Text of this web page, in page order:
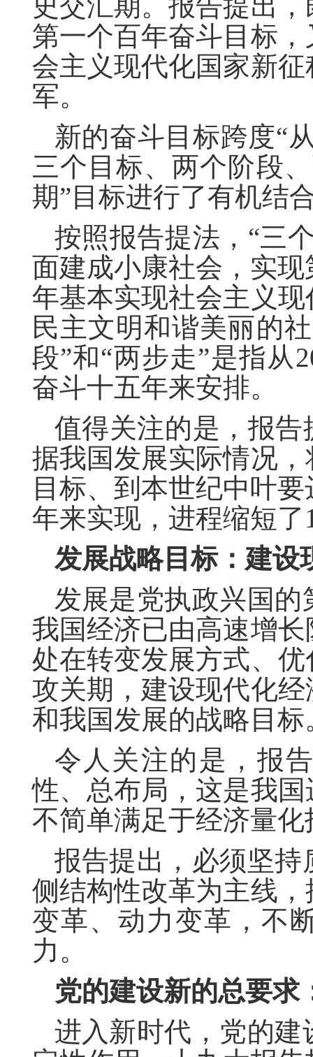
第一个百年奋斗目标
会主义现代化国家新
军。
新的奋斗目标跨度“
三个目标、两个阶段
期”目标进行了有机结
按照报告提法，“三
面建成小康社会，实
年基本实现社会主义
民主文明和谐美丽的
段”和“两步走”是指从
奋斗十五年来安排。
值得关注的是，报告
据我国发展实际情况
目标、到本世纪中叶
年来实现，进程缩短了
发展战略目标：建设
发展是党执政兴国
我国经济已由高速增
处在转变发展方式、
攻关期，建设现代化
和我国发展的战略目标
令人关注的是，报
性、总布局，这是我
不简单满足于经济量化
报告提出，必须坚
侧结构性改革为主线
变革、动力变革，不
力。
党的建设新的总要求
进入新时代，党的